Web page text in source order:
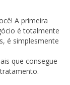
A primeira
é totalmente
é simplesmente
que consegue